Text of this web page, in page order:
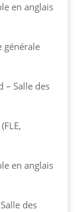
en anglais
générale
– Salle des
en anglais
des